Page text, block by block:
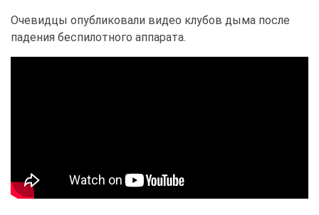
Очевидцы опубликовали видео клубов дыма после
падения беспилотного аппарата.